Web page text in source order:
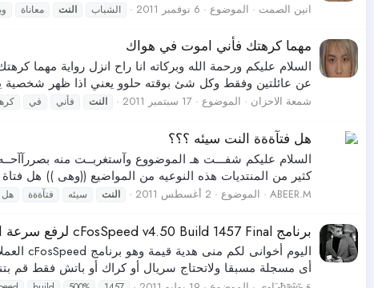
انين الصمت الموضوع 6 نوفمبر 2011 الشباب النت معاناة
مهما كرهتك فأني اموت في هواك
السلام عليكم ورحمة الله وبركاته انا راح انزل رواية
عن عائلتين وفقط وكل شئ بوقته حلوو يعني اذا ظهر شخصية
شمعة الاحزان الموضوع 17 سبتمبر 2011 النت فأني في
هل فتآةةة النت سيئه ؟؟؟
السلام عليكم شفـــت هـ الموضووع وآستغربــت منه
كثير من المنتديات هذه النوعيه من المواضيع ((وهى )) هل
ABEER.M الموضوع 2 أغسطس 2011 النت سيئه فتآةةة هل
برنامج cFosSpeed v4.50 Build 1457 Final لرفع سرعة النت 500% نسخة مسجلة
أى مسجلة مسبقا ولاتحتاج سريال أو كراك أو باتش فقط قم بتنصيبها وأستمتع